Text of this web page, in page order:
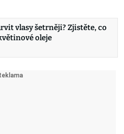
vlasy šetrněji? Zjistěte, co
oleje